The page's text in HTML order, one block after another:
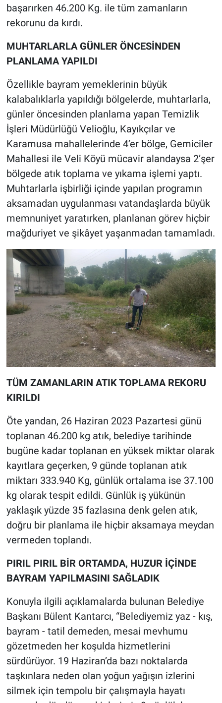
başarırken 46.200 Kg. ile tüm zamanların
rekorunu da kırdı.
MUHTARLARLA GÜNLER ÖNCESİNDEN
PLANLAMA YAPILDI
Özellikle bayram yemeklerinin büyük
kalabalıklarla yapıldığı bölgelerde, muhtarlarla,
günler öncesinden planlama yapan Temizlik
İşleri Müdürlüğü Velioğlu, Kayıkçılar ve
Karamusa mahallelerinde 4’er bölge, Gemiciler
Mahallesi ile Veli Köyü mücavir alandaysa 2’şer
bölgede atık toplama ve yıkama işlemi yaptı.
Muhtarlarla işbirliği içinde yapılan programın
aksamadan uygulanması vatandaşlarda büyük
memnuniyet yaratırken, planlanan görev hiçbir
mağduriyet ve şikâyet yaşanmadan tamamladı.
TÜM ZAMANLARIN ATIK TOPLAMA REKORU
KIRILDI
Öte yandan, 26 Haziran 2023 Pazartesi günü
toplanan 46.200 kg atık, belediye tarihinde
bugüne kadar toplanan en yüksek miktar olarak
kayıtlara geçerken, 9 günde toplanan atık
miktarı 333.940 Kg, günlük ortalama ise 37.100
kg olarak tespit edildi. Günlük iş yükünün
yaklaşık yüzde 35 fazlasına denk gelen atık,
doğru bir planlama ile hiçbir aksamaya meydan
vermeden toplandı.
PIRIL PIRIL BİR ORTAMDA, HUZUR İÇİNDE
BAYRAM YAPILMASINI SAĞLADIK
Konuyla ilgili açıklamalarda bulunan Belediye
Başkanı Bülent Kantarcı, “Belediyemiz yaz - kış,
bayram - tatil demeden, mesai mevhumu
gözetmeden her koşulda hizmetlerini
sürdürüyor. 19 Haziran’da bazı noktalarda
taşkınlara neden olan yoğun yağışın izlerini
silmek için tempolu bir çalışmayla hayatı